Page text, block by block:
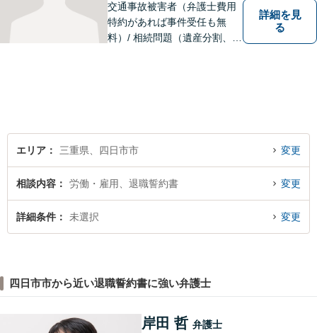
交通事故被害者（弁護士費用
特約があれば事件受任も無
料）/ 相続問題（遺産分割、遺
詳細を見
る
エリア 三重県、四日市市 変更
相談内容 労働・雇用、退職誓約書 変更
詳細条件 未選択 変更
四日市市から近い退職誓約書に強い弁護士
岸田 哲 弁護士